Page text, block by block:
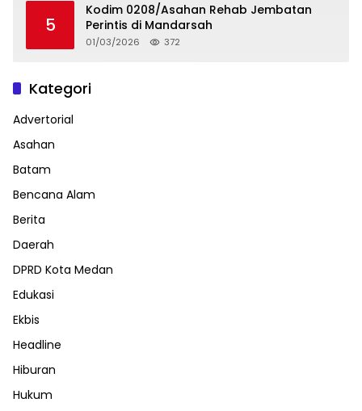
5
Kodim 0208/Asahan Rehab Jembatan
Perintis di Mandarsah
01/03/2026 372
Kategori
Advertorial
Asahan
Batam
Bencana Alam
Berita
Daerah
DPRD Kota Medan
Edukasi
Ekbis
Headline
Hiburan
Hukum